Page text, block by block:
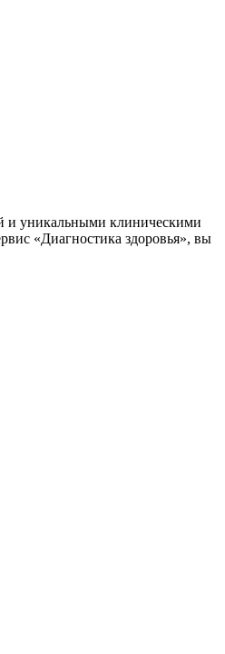
и уникальными клиническими
«Диагностика здоровья», вы